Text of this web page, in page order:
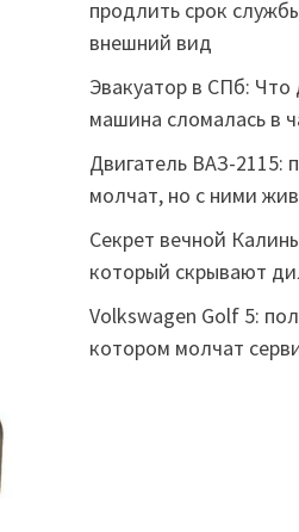
продлить срок
внешний вид
Эвакуатор в СПб: Что
машина сломалась в
Двигатель ВАЗ-2115:
молчат, но с ними
Секрет вечной
который скрывают
Volkswagen Golf 5:
котором молчат